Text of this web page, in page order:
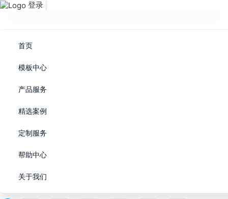
登录
首页
模板中心
产品服务
精选案例
定制服务
帮助中心
关于我们